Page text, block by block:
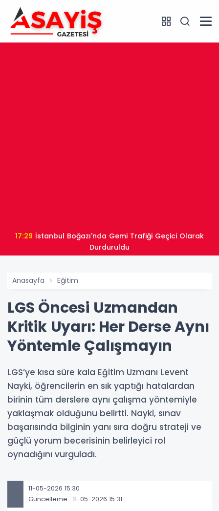
17:29
Durduruldu
Anasayfa Eğitim
LGS Öncesi Uzmandan
Kritik Uyarı: Her Derse Aynı
Yöntemle Çalışmayın
LGS’ye kısa süre kala Eğitim Uzmanı Levent
Nayki, öğrencilerin en sık yaptığı hatalardan
birinin tüm derslere aynı çalışma yöntemiyle
yaklaşmak olduğunu belirtti. Nayki, sınav
başarısında bilginin yanı sıra doğru strateji ve
güçlü yorum becerisinin belirleyici rol
oynadığını vurguladı.
11-05-2026 15:30
Güncelleme : 11-05-2026 15:31